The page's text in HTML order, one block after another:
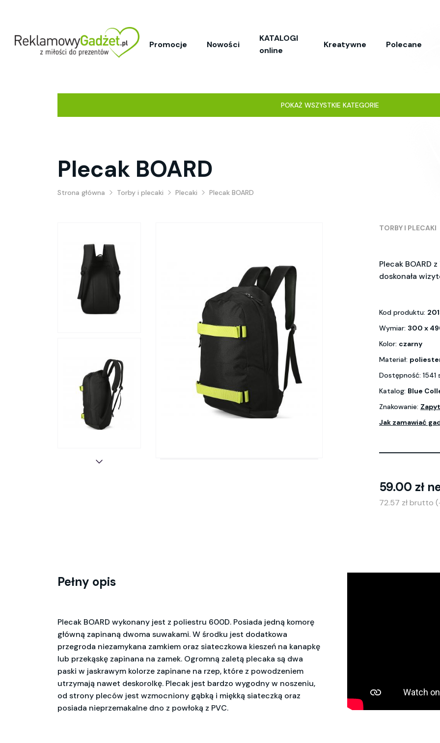
Promocje Nowości
KATALOGI
online
Kreatywne Polecane
POKAŻ WSZYSTKIE KATEGORIE
Plecak BOARD
Strona główna Torby i plecaki Plecaki Plecak BOARD
TORBY I PLECAKI
Plecak BOARD
doskonała
Kod produktu:
Wymiar: 300 x
Kolor: czarny
Materiał:
Dostępność: 1541
Katalog: Blue
Znakowanie:
Jak zamawiać
59.00 zł
72.57 zł brutto
Pełny opis
Plecak BOARD wykonany jest z poliestru 600D. Posiada jedną komorę
główną zapinaną dwoma suwakami. W środku jest dodatkowa
przegroda niezamykana zamkiem oraz siateczkowa kieszeń na kanapkę
lub przekąskę zapinana na zamek. Ogromną zaletą plecaka są dwa
paski w jaskrawym kolorze zapinane na rzep, które z powodzeniem
utrzymają nawet deskorolkę. Plecak jest bardzo wygodny w noszeniu,
od strony pleców jest wzmocniony gąbką i miękką siateczką oraz
posiada nieprzemakalne dno z powłoką z PVC.